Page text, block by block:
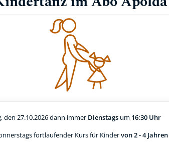
den 27.10.2026dann immer Dienstags um 16:30 Uhr
fortlaufender Kurs für Kindervon 2 - 4 Jahren